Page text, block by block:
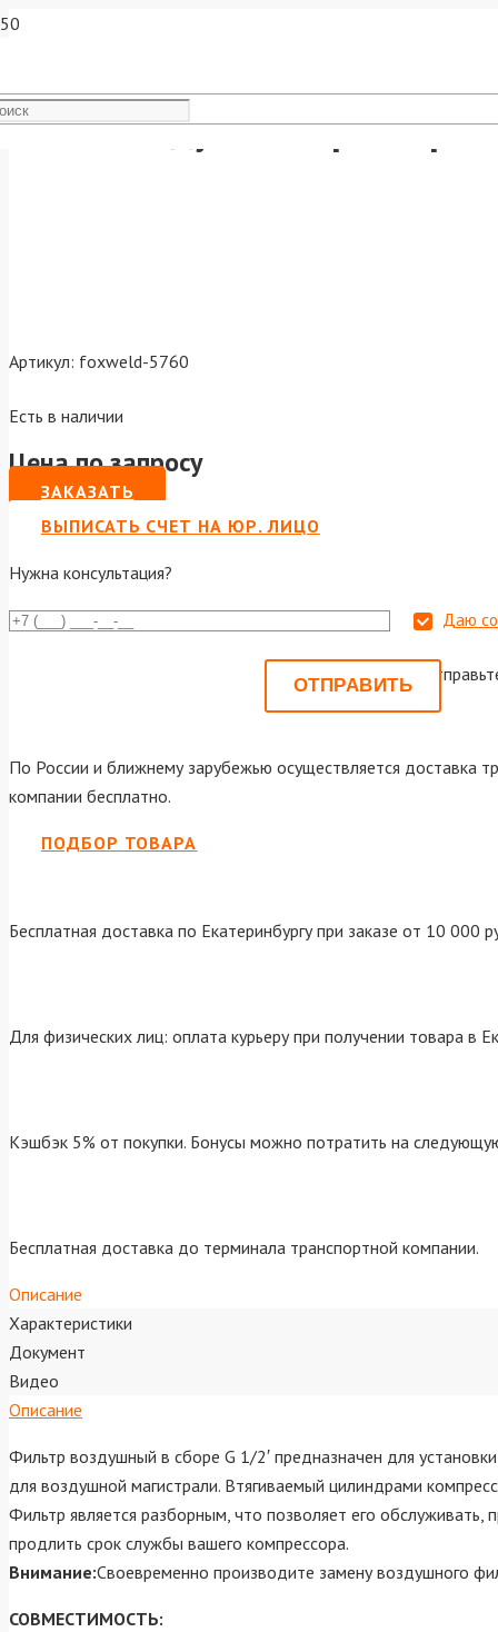
AERO Воздушный фильтр
Артикул: foxweld-5760
Есть в наличии
Цена по запросу
ЗАКАЗАТЬ
ВЫПИСАТЬ СЧЕТ НА ЮР. ЛИЦО
Нужна консультация?
Даю
Или
По России и ближнему зарубежью осуществляется доставка
компании бесплатно.
ПОДБОР ТОВАРА
Бесплатная доставка по Екатеринбургу при заказе от 10 000
Для физических лиц: оплата курьеру при получении товара в
Кэшбэк 5% от покупки. Бонусы можно потратить на
Бесплатная доставка до терминала транспортной компании.
Описание
Характеристики
Документ
Видео
Описание
Фильтр воздушный в сборе G 1/2′ предназначен для
для воздушной магистрали. Втягиваемый цилиндрами
Фильтр является разборным, что позволяет его
продлить срок службы вашего компрессора.
Внимание:Своевременно производите замену воздушного
СОВМЕСТИМОСТЬ: